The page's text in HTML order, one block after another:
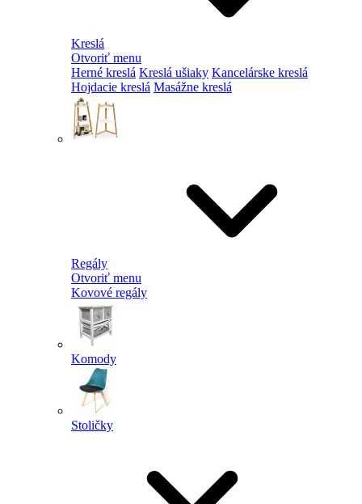
Kreslá
Otvoriť menu
Herné kreslá Kreslá ušiaky Kancelárske kreslá
Hojdacie kreslá Masážne kreslá
Regály
Otvoriť menu
Kovové regály
Komody
Stoličky